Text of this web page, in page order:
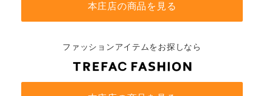
本庄店の商品を見る
ファッションアイテムをお探しなら